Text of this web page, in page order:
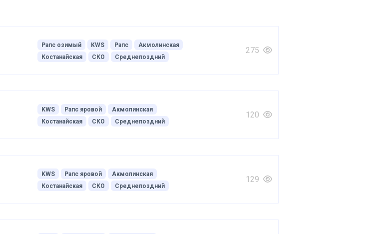
Рапс озимый KWS Рапс
Акмолинская
Костанайская
СКО Среднепоздний
275
KWS Рапс яровой
Акмолинская
Костанайская
СКО Среднепоздний
120
KWS Рапс яровой
Акмолинская
Костанайская
СКО Среднепоздний
129